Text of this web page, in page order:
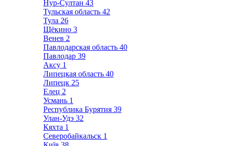
Нур-Султан 43
Тульская область 42
Тула 26
Щёкино 3
Венев 2
Павлодарская область 40
Павлодар 39
Аксу 1
Липецкая область 40
Липецк 25
Елец 2
Усмань 1
Республика Бурятия 39
Улан-Удэ 32
Кяхта 1
Северобайкальск 1